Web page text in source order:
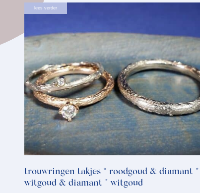
lees verder
trouwringen takjes * roodgoud & diamant *
witgoud & diamant * witgoud